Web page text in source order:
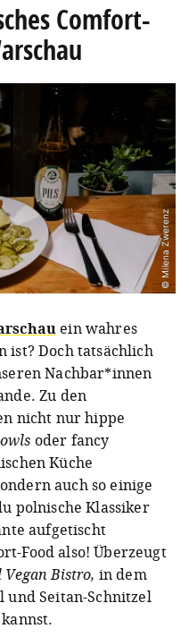
Comfort-
© Milena Zwerenz
ein wahres
ist? Doch tatsächlich
Nachbar*innen
Zu den
nicht nur hippe
oder fancy
Küche
auch so einige
polnische Klassiker
aufgetischt
Food also! Überzeugt
Bistro, in dem
Seitan-Schnitzel